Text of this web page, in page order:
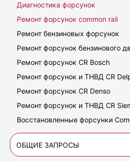
Диагностика форсунок
Ремонт форсунок common rail
Ремонт бензиновых форсунок
Ремонт форсунок бензинового
Ремонт форсунок CR Bosch
Ремонт форсунок и ТНВД CR
Ремонт форсунок CR Denso
Ремонт форсунок и ТНВД CR
Восстановленные форсунки
ОБЩИЕ ЗАПРОСЫ